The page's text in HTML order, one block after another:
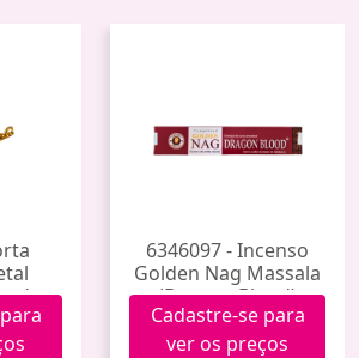
6346097 - Incenso
Golden Nag Massala
(Dragon Blood)
Cadastre-se para
ver os preços